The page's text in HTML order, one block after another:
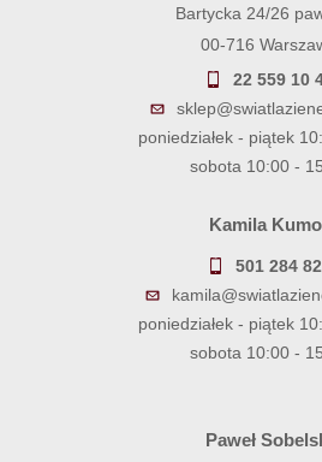
Bartycka 24/26
00-716
22 559 10
poniedziałek - piątek
sobota 10:00 -
Kamila
501 284
poniedziałek - piątek
sobota 10:00 -
Paweł